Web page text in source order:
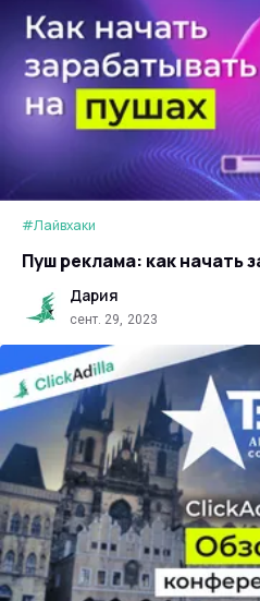
#Лайвхаки
Пуш реклама: как начать
Дария
сент. 29, 2023